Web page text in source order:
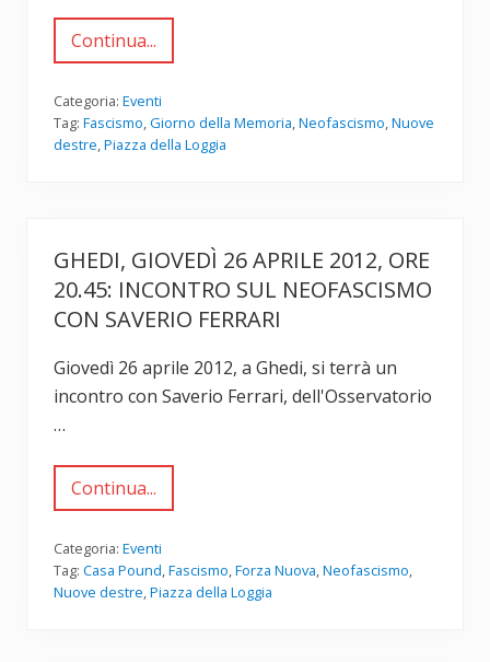
n
i
v
e
s
a
r
i
a
m
o
r
t
d
i
V
o
r
i
Z
a
m
b
B
r
s
c
i
a
t
o
2
6
m
g
g
i
1
2
:
p
r
o
Continua...
Categoria: Eventi
Tag: Fascismo,Giorno della Memoria,Neofascismo,Nuove
destre,Piazza della Loggia
GHEDI, GIOVEDÌ 26 APRILE 2012, ORE
20.45: INCONTRO SUL NEOFASCISMO
CON SAVERIO FERRARI
Giovedì 26 aprile 2012, a Ghedi, si terrà un
incontro con Saverio Ferrari, dell'Osservatorio
…
G
h
d
i
,
g
Continua...
Categoria: Eventi
Tag: Casa Pound,Fascismo,Forza Nuova,Neofascismo,
Nuove destre,Piazza della Loggia